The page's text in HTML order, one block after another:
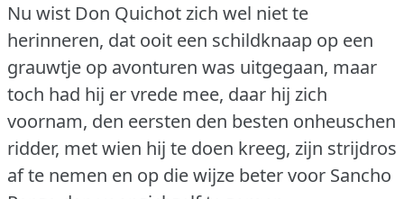
Nu wist Don Quichot zich wel niet te
herinneren, dat ooit een schildknaap op een
grauwtje op avonturen was uitgegaan, maar
toch had hij er vrede mee, daar hij zich
voornam, den eersten den besten onheuschen
ridder, met wien hij te doen kreeg, zijn strijdros
af te nemen en op die wijze beter voor Sancho